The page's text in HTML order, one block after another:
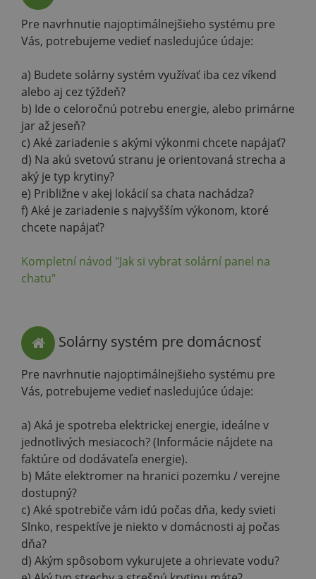
Pre navrhnutie najoptimálnejšieho systému pre
Vás, potrebujeme vedieť nasledujúce údaje:
a) Budete solárny systém využívať iba cez víkend
alebo aj cez týždeň?
b) Ide o celoročnú potrebu energie, alebo primárne
jar až jeseň?
c) Aké zariadenie s akými výkonmi chcete napájať?
d) Na akú svetovú stranu je orientovaná strecha a
aký je typ krytiny?
e) Približne v akej lokácií sa chata nachádza?
f) Aké je zariadenie s najvyšším výkonom, ktoré
chcete napájať?
Kompletní návod "Jak si vybrat solární panel na
chatu"
Solárny systém pre domácnosť
Pre navrhnutie najoptimálnejšieho systému pre
Vás, potrebujeme vedieť nasledujúce údaje:
a) Aká je spotreba elektrickej energie, ideálne v
jednotlivých mesiacoch? (Informácie nájdete na
faktúre od dodávateľa energie).
b) Máte elektromer na hranici pozemku / verejne
dostupný?
c) Aké spotrebiče vám idú počas dňa, kedy svieti
Slnko, respektíve je niekto v domácnosti aj počas
dňa?
d) Akým spôsobom vykurujete a ohrievate vodu?